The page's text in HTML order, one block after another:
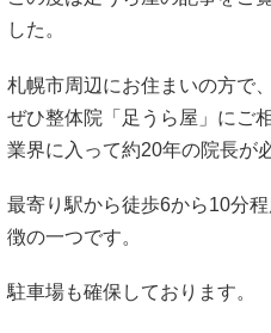
した。
札幌市周辺にお住まいの方で
ぜひ整体院「足うら屋」にご
業界に入って約20年の院長が
最寄り駅から徒歩6から10分
徴の一つです。
駐車場も確保しております。